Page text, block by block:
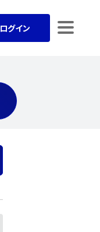
ログイン